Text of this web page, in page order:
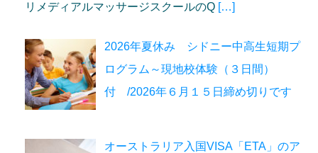
リメディアルマッサージスクールのQ […]
2026年夏休み シドニー中高生短期プ
ログラム～現地校体験（３日間）
付 /2026年６月１５日締め切りです
オーストラリア入国VISA「ETA」のア